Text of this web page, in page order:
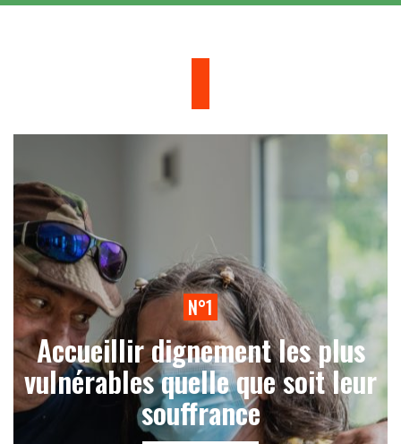
N°1
Accueillir dignement les plus
vulnérables quelle que soit leur
souffrance